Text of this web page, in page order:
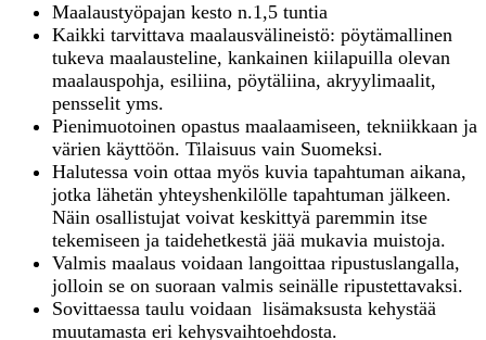
Maalaustyöpajan kesto n.1,5 tuntia
Kaikki tarvittava maalausvälineistö: pöytämallinen
tukeva maalausteline, kankainen kiilapuilla olevan
maalauspohja, esiliina, pöytäliina, akryylimaalit,
pensselit yms.
Pienimuotoinen opastus maalaamiseen, tekniikkaan ja
värien käyttöön. Tilaisuus vain Suomeksi.
Halutessa voin ottaa myös kuvia tapahtuman aikana,
jotka lähetän yhteyshenkilölle tapahtuman jälkeen.
Näin osallistujat voivat keskittyä paremmin itse
tekemiseen ja taidehetkestä jää mukavia muistoja.
Valmis maalaus voidaan langoittaa ripustuslangalla,
jolloin se on suoraan valmis seinälle ripustettavaksi.
Sovittaessa taulu voidaan lisämaksusta kehystää
muutamasta eri kehysvaihtoehdosta.